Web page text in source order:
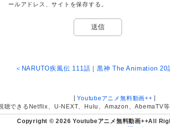
ールアドレス、サイトを保存する。
＜NARUTO疾風伝 111話 ｜黒神 The Animation 20
|Youtubeアニメ無料動画++ |
聴できるNetflix、U-NEXT、Hulu、Amazon、AbemaTV等
Copyright © 2026 Youtubeアニメ無料動画++All